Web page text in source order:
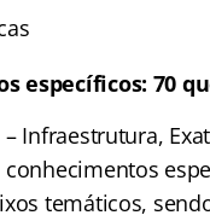
específicos: 70
– Infraestrutura,
conhecimentos
temáticos,